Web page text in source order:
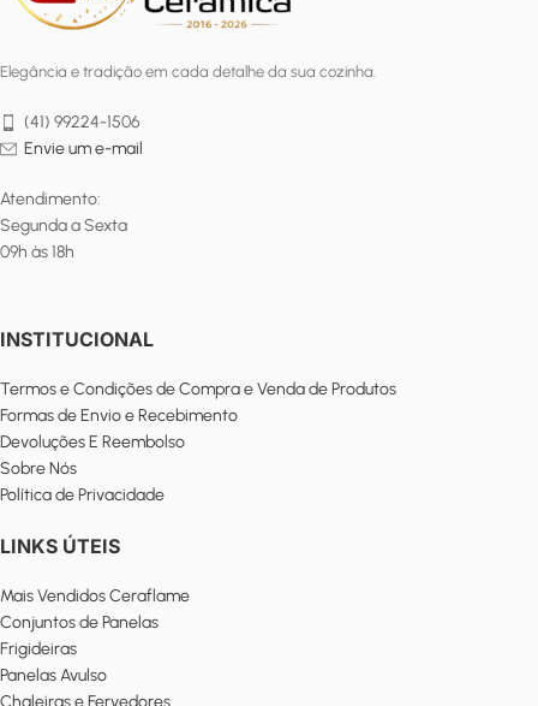
Elegância e tradição em cada detalhe da sua cozinha.
(41) 99224-1506
Envie um e-mail
Atendimento:
Segunda a Sexta
09h às 18h
INSTITUCIONAL
Termos e Condições de Compra e Venda de Produtos
Formas de Envio e Recebimento
Devoluções E Reembolso
Sobre Nós
Política de Privacidade
LINKS ÚTEIS
Mais Vendidos Ceraflame
Conjuntos de Panelas
Frigideiras
Panelas Avulso
Chaleiras e Fervedores